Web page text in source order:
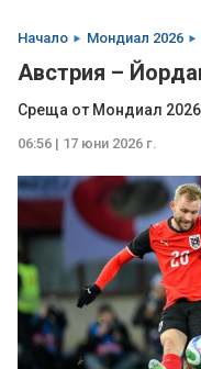
Начало Мондиал 2026
Австрия –
Среща от Мондиал
06:56 | 17 юни 2026 г.